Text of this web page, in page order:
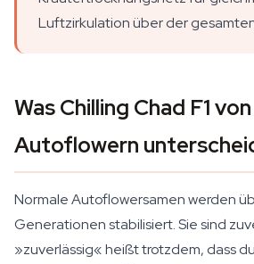
Luftzirkulation über der
Was Chilling Chad F1
Autoflowern
Normale Autoflowersamen werden
Generationen stabilisiert. Sie sind
»zuverlässig« heißt trotzdem, dass